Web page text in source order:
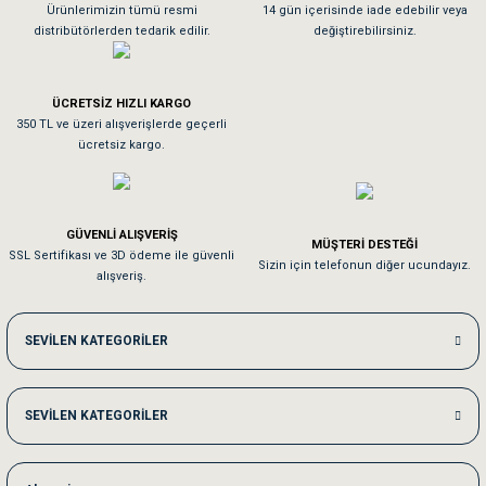
As**** Tu******
Tavşanım kafesinin kalitesine ve paketlemesine bayıldım
Sa**** On******
Kedilerim beğeniyorlar. Memnunuz. Uygun fiyatta olması iyi.
Me***** Ya******
Akşam verdiğim sipariş bir sonraki gün elime ulaştı. Jack russell köpeğim
Ka***** Ar******
Ufak bir sorun harici sorun olmadı sağolsunlar onuda hemen çözdüler
Ürünlerimizin tümü resmi
distribütörlerden tedarik edilir.
14 gün içerisinde iade edebilir veya
değiştirebilirsiniz.
ÜCRETSİZ HIZLI KARGO
350 TL ve üzeri alışverişlerde geçerli
ücretsiz kargo.
GÜVENLİ ALIŞVERİŞ
SSL Sertifikası ve 3D ödeme ile güvenli
alışveriş.
MÜŞTERİ DESTEĞİ
Sizin için telefonun diğer ucundayız.
SEVİLEN KATEGORİLER
SEVİLEN KATEGORİLER